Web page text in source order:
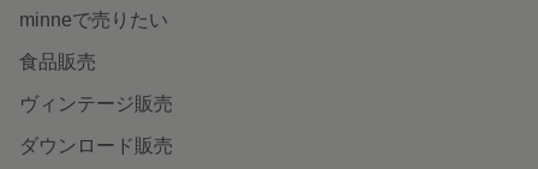
minneで売りたい
食品販売
ヴィンテージ販売
ダウンロード販売